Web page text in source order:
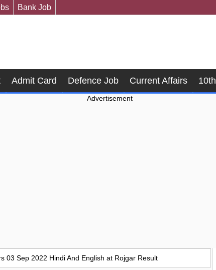
Bank Job
Admit Card Defence Job Current Affairs 10th
Advertisement
03 Sep 2022 Hindi And English at Rojgar Result